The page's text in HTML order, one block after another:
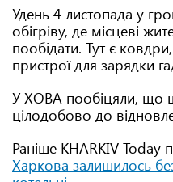
Удень 4 листопада у
обігріву, де місцеві
пообідати. Тут є
пристрої для зарядки
У ХОВА пообіцяли, що
цілодобово до
Раніше KHARKIV Today
Харкова залишилось